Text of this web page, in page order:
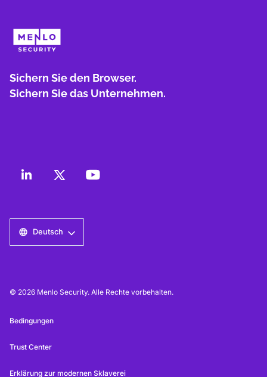
Sichern Sie den Browser.
Sichern Sie das Unternehmen.
Deutsch
© 2026 Menlo Security. Alle Rechte vorbehalten.
Bedingungen
Trust Center
Erklärung zur modernen Sklaverei